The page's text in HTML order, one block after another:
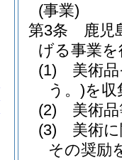
(事業)
第3条
鹿児
げる事業
(1)
美術
う。)を収
(2)
美術
(3)
美術
その奨励